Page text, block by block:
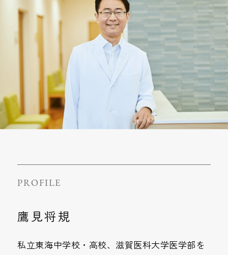
PROFILE
鷹見将規
私立東海中学校・高校、滋賀医科大学医学部を